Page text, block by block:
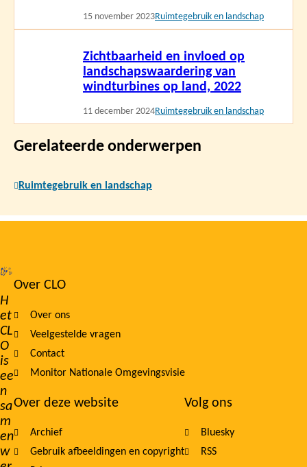
15 november 2023Ruimtegebruik en landschap
Zichtbaarheid en invloed op
landschapswaardering van
windturbines op land, 2022
11 december 2024Ruimtegebruik en landschap
Gerelateerde onderwerpen
Ruimtegebruik en landschap
H
et
CL
O
is
ee
n
sa
m
en
w
Footer
navigation
Over CLO
Over ons
Veelgestelde vragen
Contact
Monitor Nationale Omgevingsvisie
Over deze website
Archief
Gebruik afbeeldingen en copyright
Volg ons
Bluesky
RSS